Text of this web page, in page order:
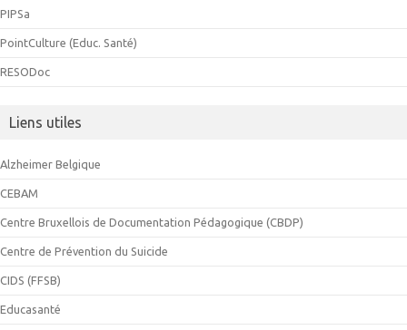
PIPSa
PointCulture (Educ. Santé)
RESODoc
Liens utiles
Alzheimer Belgique
CEBAM
Centre Bruxellois de Documentation Pédagogique (CBDP)
Centre de Prévention du Suicide
CIDS (FFSB)
Educasanté